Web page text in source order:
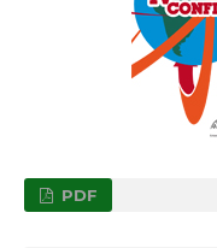
PDF